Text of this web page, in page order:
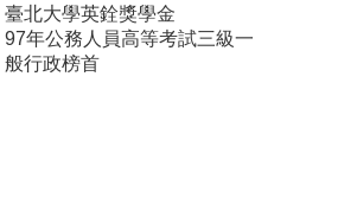
臺北大學英銓獎學金
97年公務人員高等考試三級一
般行政榜首